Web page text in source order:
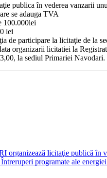
în vederea vanzarii
se adauga TVA
100.000lei
lei
de participare la licitaţie de la
organizarii licitatiei la
la sediul Primariei Navodari.
licitaţie publică în
programate ale